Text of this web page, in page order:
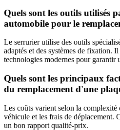
Quels sont les outils utilisés
automobile pour le
Le serrurier utilise des outils
adaptés et des systèmes de fixation.
technologies modernes pour garantir
Quels sont les principaux
du remplacement d'une
Les coûts varient selon la
véhicule et les frais de déplacement.
un bon rapport qualité-prix.